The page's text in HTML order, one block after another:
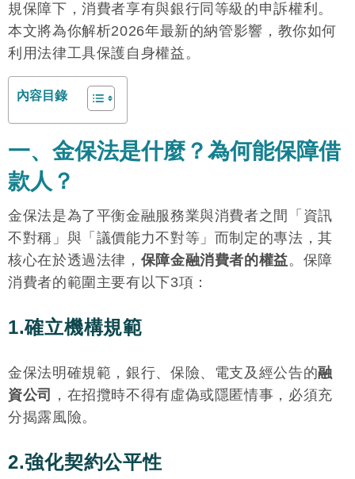
規保障下，消費者享有與銀行同等級的申訴權利。
本文將為你解析2026年最新的納管影響，教你如何
利用法律工具保護自身權益。
內容目錄
一、金保法是什麼？為何能保障借
款人？
金保法是為了平衡金融服務業與消費者之間「資訊
不對稱」與「議價能力不對等」而制定的專法，其
核心在於透過法律， 保障金融消費者的權益。保障
消費者的範圍主要有以下3項：
1.確立機構規範
金保法明確規範，銀行、保險、電支及經公告的融
資公司
，在招攬時不得有虛偽或隱匿情事，必須充
分揭露風險。
2.強化契約公平性